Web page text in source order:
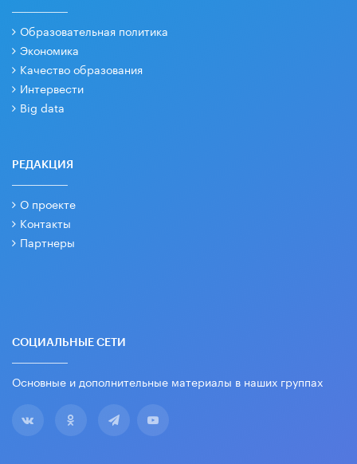
Образовательная политика
Экономика
Качество образования
Интервести
Big data
РЕДАКЦИЯ
О проекте
Контакты
Партнеры
СОЦИАЛЬНЫЕ СЕТИ
Основные и дополнительные материалы в наших группах